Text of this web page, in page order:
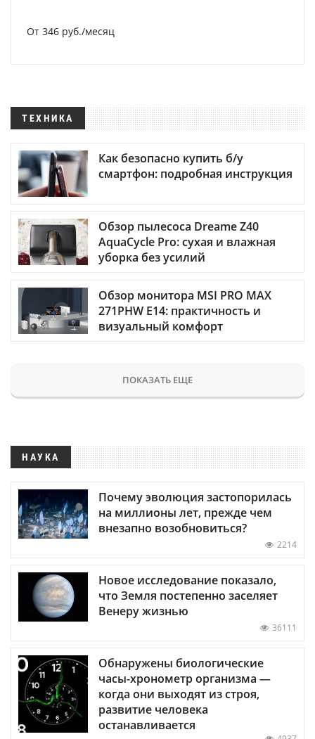
От 346 руб./месяц
ТЕХНИКА
Как безопасно купить б/у
смартфон: подробная инструкция
Обзор пылесоса Dreame Z40
AquaCycle Pro: сухая и влажная
уборка без усилий
Обзор монитора MSI PRO MAX
271PHW E14: практичность и
визуальный комфорт
ПОКАЗАТЬ ЕЩЕ
НАУКА
Почему эволюция застопорилась
на миллионы лет, прежде чем
внезапно возобновиться?
2214
Новое исследование показало,
что Земля постепенно заселяет
Венеру жизнью
36111
Обнаружены биологические
часы-хронометр организма —
когда они выходят из строя,
развитие человека
останавливается